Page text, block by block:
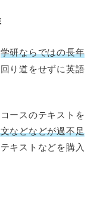
学研ならではの長年
り道をせずに英語
ースのテキストを
などなどが過不足
キストなどを購入